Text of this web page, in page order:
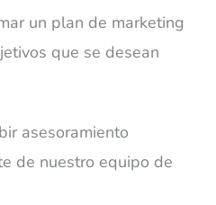
un plan de marketing
que se desean
asesoramiento
de nuestro equipo de